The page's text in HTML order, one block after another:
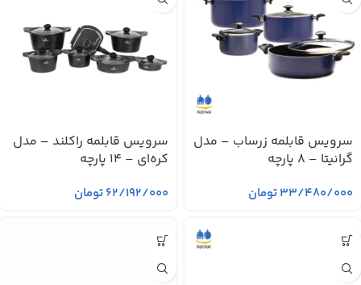
سرویس قابلمه زرساب – مدل
گرانیتا – 8 پارچه
۳۳/۴۸۰/۰۰۰تومان
سرویس قابلمه راکلند – مدل
کره‌ای – 14 پارچه
۶۲/۱۹۲/۰۰۰تومان